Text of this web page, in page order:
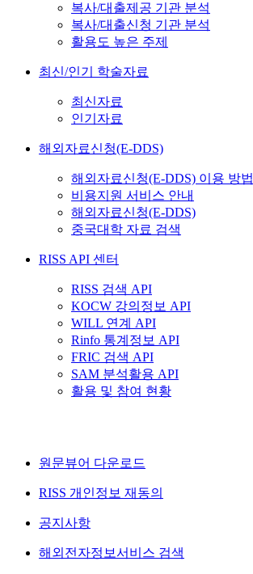
복사/대출제공 기관 분석
복사/대출신청 기관 분석
활용도 높은 주제
최신/인기 학술자료
최신자료
인기자료
해외자료신청(E-DDS)
해외자료신청(E-DDS) 이용 방법
비용지원 서비스 안내
해외자료신청(E-DDS)
중국대학 자료 검색
RISS API 센터
RISS 검색 API
KOCW 강의정보 API
WILL 연계 API
Rinfo 통계정보 API
FRIC 검색 API
SAM 분석활용 API
활용 및 참여 현황
원문뷰어 다운로드
RISS 개인정보 재동의
공지사항
해외전자정보서비스 검색